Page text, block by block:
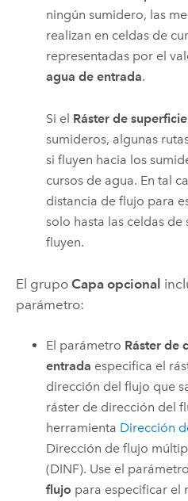
ningún sumidero, las
realizan en celdas de
representadas por el
agua de entrada.
Si el Ráster de
sumideros, algunas
si fluyen hacia los
cursos de agua. En tal
distancia de flujo para
solo hasta las celdas
fluyen.
El grupo Capa opcional
parámetro:
El parámetro Ráster de
entrada especifica el
dirección del flujo que
ráster de dirección del
herramienta Dirección
Dirección de flujo
(DINF). Use el
flujo para especificar el